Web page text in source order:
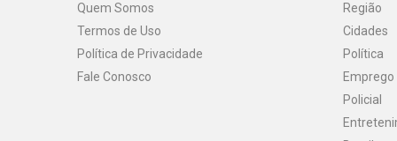
Quem Somos
Termos de Uso
Política de Privacidade
Fale Conosco
Região
Cidades
Política
Emprego
Policial